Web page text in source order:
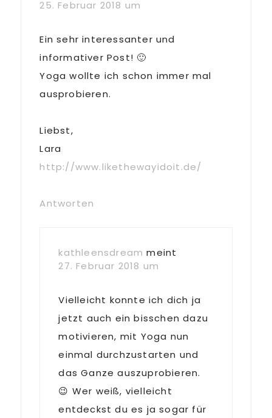
25. Februar 2018 um
Ein sehr interessanter und
informativer Post! 🙂
Yoga wollte ich schon immer mal
ausprobieren.
Liebst,
Lara
http://www.likethewayidoit.de/
Antworten
kathleensdream meint
27. Februar 2018 um
Vielleicht konnte ich dich ja
jetzt auch ein bisschen dazu
motivieren, mit Yoga nun
einmal durchzustarten und
das Ganze auszuprobieren.
😉 Wer weiß, vielleicht
entdeckst du es ja sogar für